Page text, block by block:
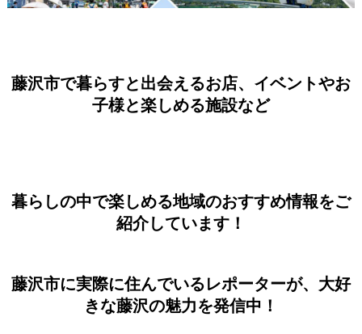
藤沢市で暮らすと出会えるお店、イベントやお
子様と楽しめる施設など
暮らしの中で楽しめる地域のおすすめ情報をご
紹介しています！
藤沢市に実際に住んでいるレポーターが、大好
きな藤沢の魅力を発信中！